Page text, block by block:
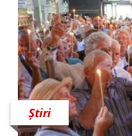
Știri